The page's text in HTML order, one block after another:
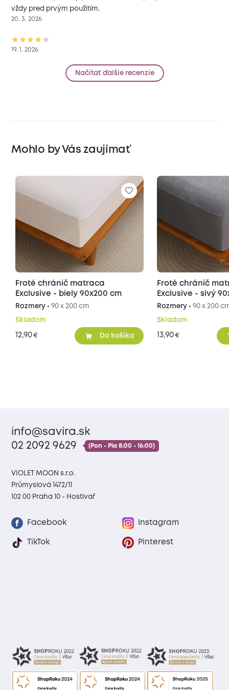
vždy pred prvým použitím.
20. 3. 2026
19. 1. 2026
Načítať ďalšie recenzie
Mohlo by Vás zaujímať
Froté chránič matraca
Exclusive - biely 90x200 cm
Rozmery • 90 x 200 cm
Skladom
12,90€ Do košíka
Froté chránič
Exclusive - sivý
Rozmery •90 x 200
Skladom
13,90€
info@savira.sk
02 2092 9629
(Pon - Pia 8:00 - 16:00)
VIOLET MOON s.r.o.
Průmyslová 1472/11
102 00 Praha 10 - Hostivař
Facebook Instagram
TikTok Pinterest